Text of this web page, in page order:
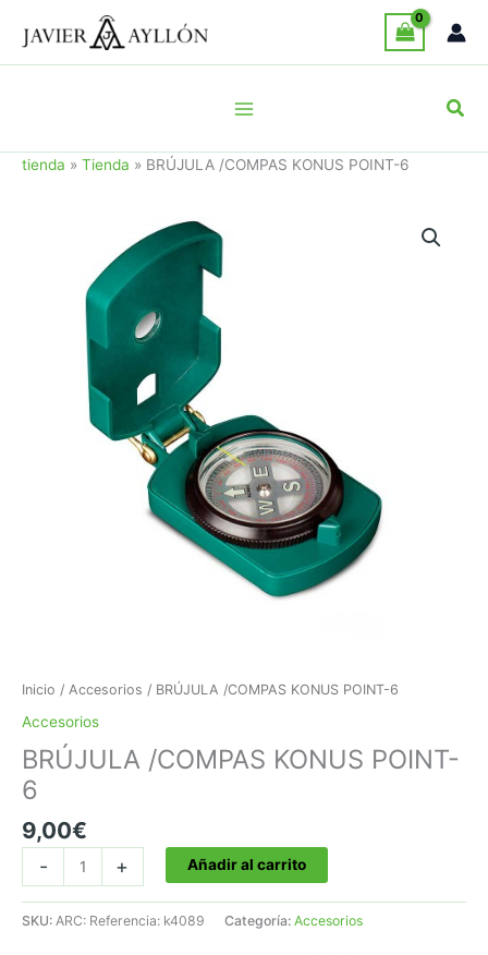
tienda » Tienda » BRÚJULA /COMPAS KONUS POINT-6
Inicio / Accesorios / BRÚJULA /COMPAS KONUS POINT-6
Accesorios
BRÚJULA /COMPAS KONUS POINT-
6
9,00€
-
BRÚJULA
/COMPAS
KONUS
POINT-
+ Añadir al carrito
SKU: ARC: Referencia: k4089 Categoría: Accesorios